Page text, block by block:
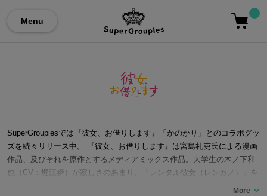
Menu
SuperGroupiesでは『彼女、お借りします』「かのかり」とのコラボグッ
ズを続々リリース中。 『彼女、お借りします』は宮島礼吏氏による漫画
作品、及びそれを原作とするメディアミックス作品。大学生の木ノ下和
也（CV：堀江瞬）が寂しさのあまり、「レンタル彼女（レンカノ）」を
利用して、清楚可憐で理想の彼女、水原千鶴（CV：雨宮天）と出会い始